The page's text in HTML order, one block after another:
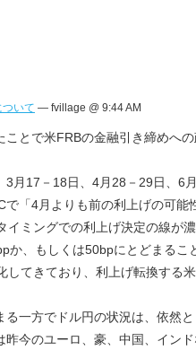
いて — fvillage @ 9:44 AM
とで米FRBの金融引き締めへ
3月17－18日、4月28－29日、6
「4月よりも前の利上げの可
イミングでの利上げ決定の線が
か、もしくは50bpにとどまるこ
してきており、利上げ転換する
一方でドル円の状況は、依然
昨今のユーロ、豪、中国、イン